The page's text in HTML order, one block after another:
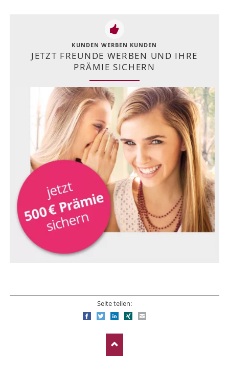
KUNDEN WERBEN KUNDEN
JETZT FREUNDE WERBEN UND IHRE
PRÄMIE SICHERN
Seite teilen:
FacebookTwitterLinkedIn
Xing